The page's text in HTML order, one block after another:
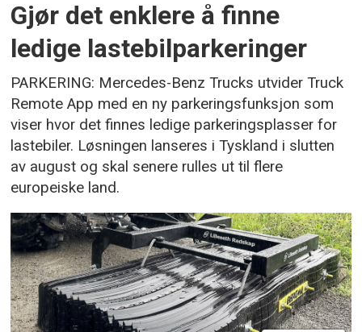
Gjør det enklere å finne
ledige lastebilparkeringer
PARKERING: Mercedes-Benz Trucks utvider Truck
Remote App med en ny parkeringsfunksjon som
viser hvor det finnes ledige parkeringsplasser for
lastebiler. Løsningen lanseres i Tyskland i slutten
av august og skal senere rulles ut til flere
europeiske land.